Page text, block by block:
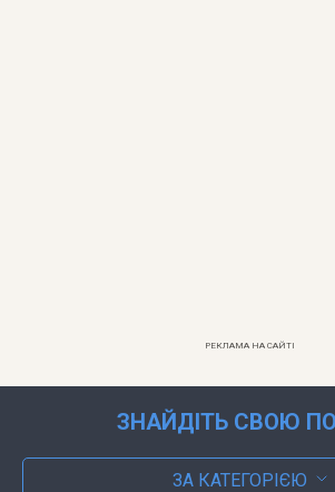
РЕКЛАМА НА САЙТІ
ЗНАЙДІТЬ СВОЮ
ЗА КАТЕГОРІЄЮ